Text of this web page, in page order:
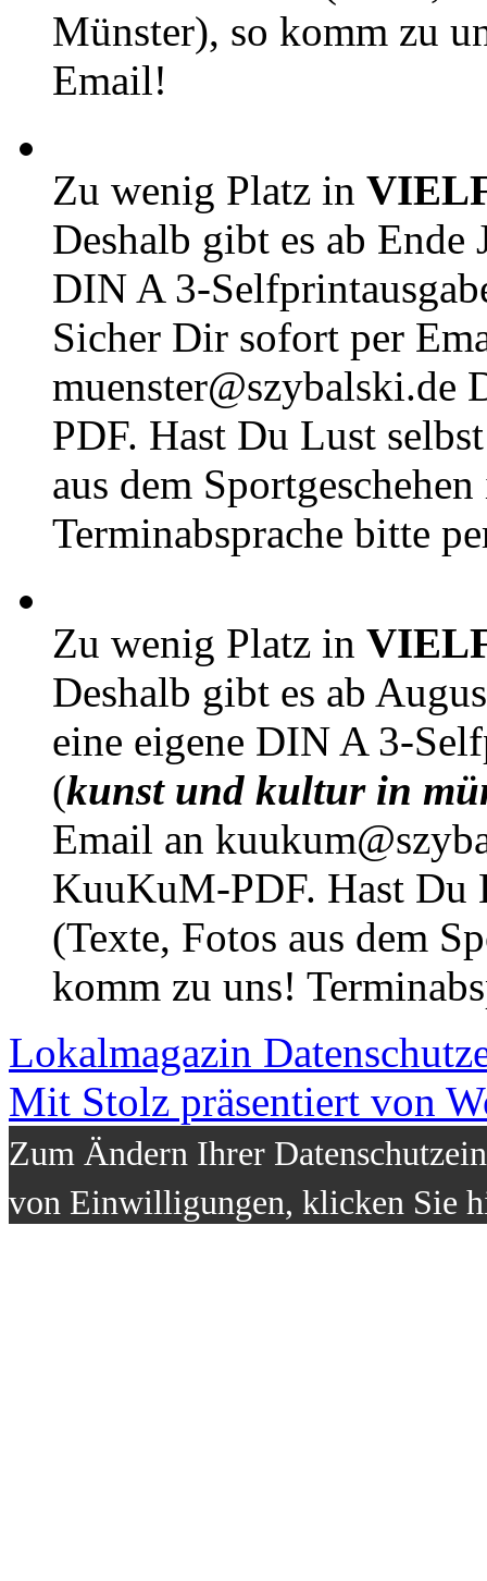
Münster), so komm zu
Email!
Zu wenig Platz in
Deshalb gibt es ab Ende
DIN A 3-
Sicher Dir sofort per
muenster@szybalski.de
PDF. Hast Du Lust
aus dem
Terminabsprache bitte
Zu wenig Platz in
Deshalb gibt es ab
eine eigene DIN A 3-
(kunst und kultur in
Email an
KuuKuM-PDF. Hast Du
(Texte, Fotos aus dem
komm zu uns!
Lokalmagazin
Mit Stolz präsentiert von
Zum Ändern Ihrer
von Einwilligungen, klicken Sie